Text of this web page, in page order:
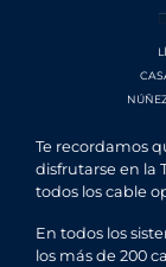
Te recordamos
disfrutarse en la
todos los cable
En todos los
los más de 200